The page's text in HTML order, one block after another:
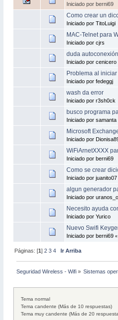
Iniciado por berni69
Como crear un
Iniciado por TitoLuigi
MAC-Telnet para
Iniciado por cjrs
duda
Iniciado por cenicero
Problema al
Iniciado por fedeggj
wash da error
Iniciado por r3sh0ck
busco programa
Iniciado por samanta
Microsoft
Iniciado por
WiFiArnetXXXX
Iniciado por berni69
Como se crear
Iniciado por juanito07
algun generador
Iniciado por
Necesito ayuda
Iniciado por Yurico
Nuevo Swifi
Iniciado por berni69 «
Páginas: [1] 2 3 4 Ir Arriba
Seguridad Wireless - Wifi» Sistemas
Tema normal
Tema candente (Más de 10 respuestas)
Tema muy candente (Más de 20